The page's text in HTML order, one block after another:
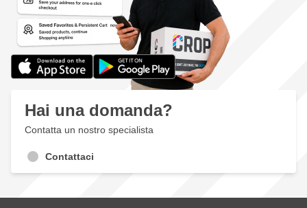
Hai una domanda?
Contatta un nostro specialista
Contattaci